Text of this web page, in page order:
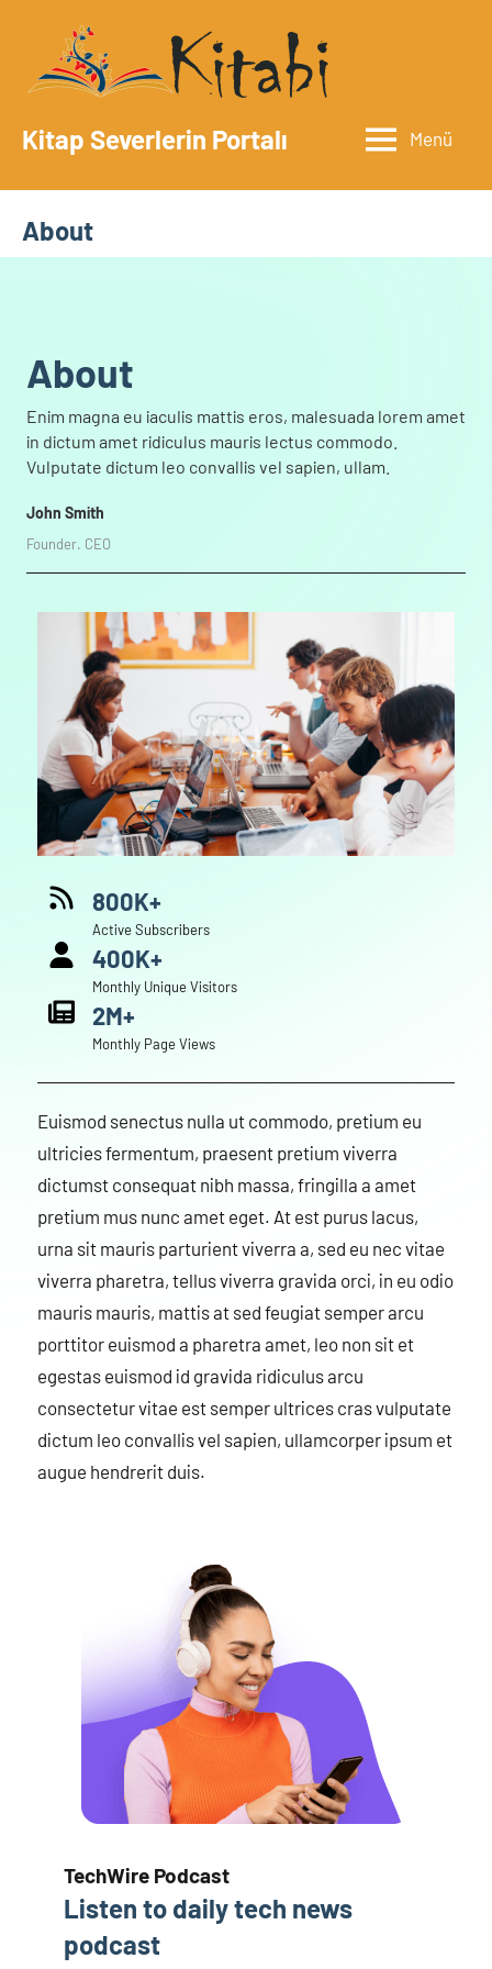
Kitap Severlerin Portalı Menü
About
About​
Enim magna eu iaculis mattis eros, malesuada lorem amet
in dictum amet ridiculus mauris lectus commodo.
Vulputate dictum leo convallis vel sapien, ullam.
John Smith
Founder. CEO
800K+
Active Subscribers
400K+
Monthly Unique Visitors
2M+
Monthly Page Views
Euismod senectus nulla ut commodo, pretium eu
ultricies fermentum, praesent pretium viverra
dictumst consequat nibh massa, fringilla a amet
pretium mus nunc amet eget. At est purus lacus,
urna sit mauris parturient viverra a, sed eu nec vitae
viverra pharetra, tellus viverra gravida orci, in eu odio
mauris mauris, mattis at sed feugiat semper arcu
porttitor euismod a pharetra amet, leo non sit et
egestas euismod id gravida ridiculus arcu
consectetur vitae est semper ultrices cras vulputate
dictum leo convallis vel sapien, ullamcorper ipsum et
augue hendrerit duis.
TechWire Podcast​
Listen to daily tech news
podcast​